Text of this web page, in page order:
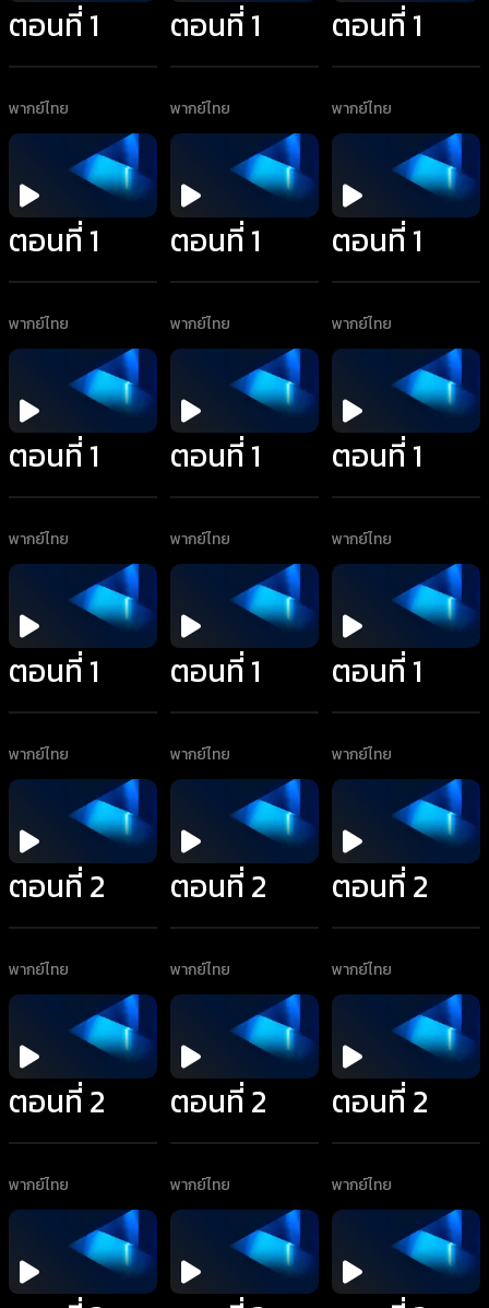
ตอนที่ 1
พากย์ไทย
ตอนที่ 1
พากย์ไทย
ตอนที่ 1
พากย์ไทย
ตอนที่ 1
พากย์ไทย
ตอนที่ 1
พากย์ไทย
ตอนที่ 1
พากย์ไทย
ตอนที่ 1
พากย์ไทย
ตอนที่ 1
พากย์ไทย
ตอนที่ 1
พากย์ไทย
ตอนที่ 1
พากย์ไทย
ตอนที่ 1
พากย์ไทย
ตอนที่ 1
พากย์ไทย
ตอนที่ 2
พากย์ไทย
ตอนที่ 2
พากย์ไทย
ตอนที่ 2
พากย์ไทย
ตอนที่ 2
พากย์ไทย
ตอนที่ 2
พากย์ไทย
ตอนที่ 2
พากย์ไทย